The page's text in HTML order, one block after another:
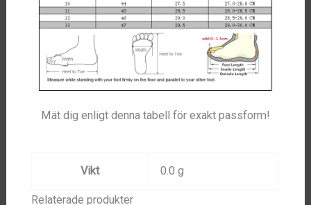
Mät dig enligt denna tabell för exakt passform!
Vikt 0.0 g
Relaterade produkter